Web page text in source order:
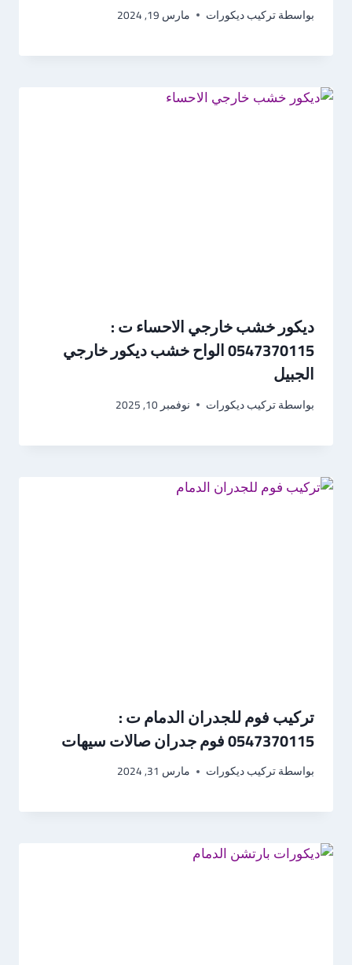
بواسطةتركيب ديكورات مارس 19, 2024
ديكور خشب خارجي الاحساء ت :
0547370115 الواح خشب ديكور خارجي
الجبيل
بواسطةتركيب ديكورات نوفمبر 10, 2025
تركيب فوم للجدران الدمام ت :
0547370115 فوم جدران صالات سيهات
بواسطةتركيب ديكورات مارس 31, 2024